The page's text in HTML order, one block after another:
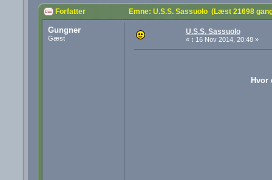
Forfatter Emne: U.S.S. Sassuolo (Læst 21698
Gungner
Gæst
U.S.S. Sassuolo
« : 16 Nov 2014, 20:48 »
Hvor